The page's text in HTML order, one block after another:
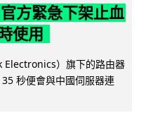
方緊急下架止血
使用
Electronics）旗下的路由器
秒便會與中國伺服器連